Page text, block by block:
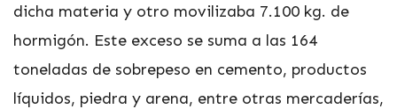
dicha materia y otro movilizaba 7.100 kg. de
hormigón. Este exceso se suma a las 164
toneladas de sobrepeso en cemento, productos
líquidos, piedra y arena, entre otras mercaderías,